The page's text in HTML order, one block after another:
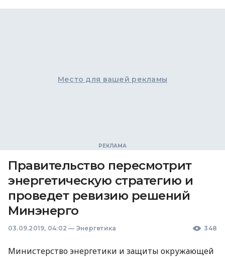
Место для вашей рекламы
Правительство пересмотрит
энергетическую стратегию и
проведет ревизию решений
Минэнерго
03.09.2019, 04:02 — Энергетика 348
Министерство энергетики и защиты окружающей